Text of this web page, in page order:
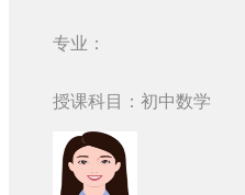
专业：
授课科目：初中数学